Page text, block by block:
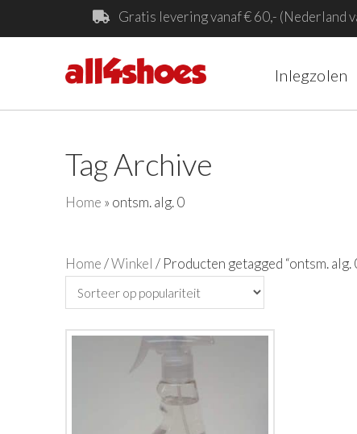
Gratis levering vanaf € 60,- (Nederland
Inlegzolen
Tag Archive
Home » ontsm. alg. 0
Home/Winkel / Producten getagged “ontsm. alg.